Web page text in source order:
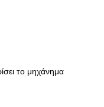
το μηχάνημα